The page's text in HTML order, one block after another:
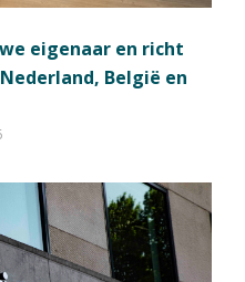
eigenaar en richt
België en